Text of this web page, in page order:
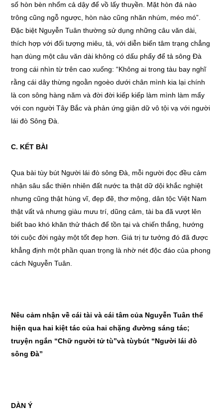
số hòn bèn nhổm cả dậy để vồ lấy thuyền. Mặt hòn đá nào
trông cũng ngỗ ngược, hòn nào cũng nhăn nhúm, méo mó”.
Đặc biệt Nguyễn Tuân thường sử dụng những câu văn dài,
thích hợp với đối tượng miêu, tả, với diễn biến tâm trạng chẳng
hạn dùng một câu văn dài không có dấu phẩy để tả sông Đà
trong cái nhìn từ trên cao xuống: “Không ai trong tàu bay nghĩ
rằng cái dây thừng ngoằn ngoèo dưới chân mình kia lại chính
là con sông hàng năm và đời đời kiếp kiếp làm mình làm mẩy
với con người Tây Bắc và phản ứng giận dữ vô tội vạ với người
lái đò Sông Đà.
C. KẾT BÀI
Qua bài tùy bút Người lái đò sông Đà, mỗi người đọc đều cảm
nhận sâu sắc thiên nhiên đất nước ta thật dữ dội khắc nghiệt
nhưng cũng thật hùng vĩ, đẹp đẽ, thơ mộng, dân tộc Việt Nam
thật vất vả nhưng giàu mưu trí, dũng cảm, tài ba đã vượt lên
biết bao khó khăn thử thách để tồn tại và chiến thắng, hướng
tới cuộc đời ngày một tốt đẹp hơn. Giá trị tư tưởng đó đã được
khẳng định một phần quan trọng là nhờ nét độc đáo của phong
cách Nguyễn Tuân.
Nêu cảm nhận về cái tài và cái tâm của Nguyễn Tuân thể
hiện qua hai kiệt tác của hai chặng đường sáng tác;
truyện ngắn “Chữ người tử tù”và tùybút “Người lái đò
sông Đà”
DÀN Ý